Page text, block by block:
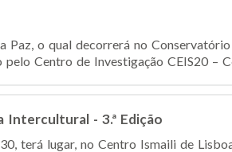
Paz, o qual decorrerá no
Centro de Investigação CEIS20 –
Intercultural - 3.ª Edição
terá lugar, no Centro Ismaili de